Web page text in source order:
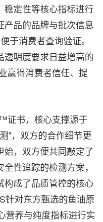
稳定性等核心指标进行
品的品牌与批次信息
于消费者查询验证。
明度要求日益增高的
赢得消费者信任、提
证书，核心支撑源于
"，双方的合作细节更
，双方便共同敲定了
性追踪的检测方案，
构成了品质管控的核心
针对东方甄选的鱼油原
营养与纯度指标进行实